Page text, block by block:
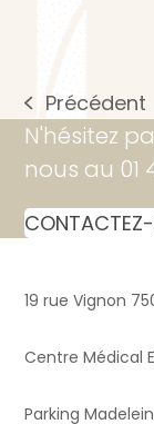
previous
post:
Précédent
N'hésitez
nous au 01
19 rue Vignon
Centre Médical
Parking